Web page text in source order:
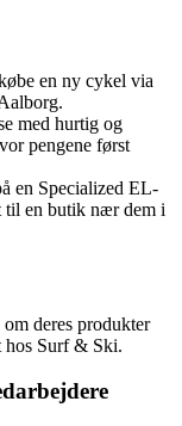
en ny cykel via
med hurtig og
pengene først
en Specialized EL-
til en butik nær dem i
deres produkter
hos Surf & Ski.